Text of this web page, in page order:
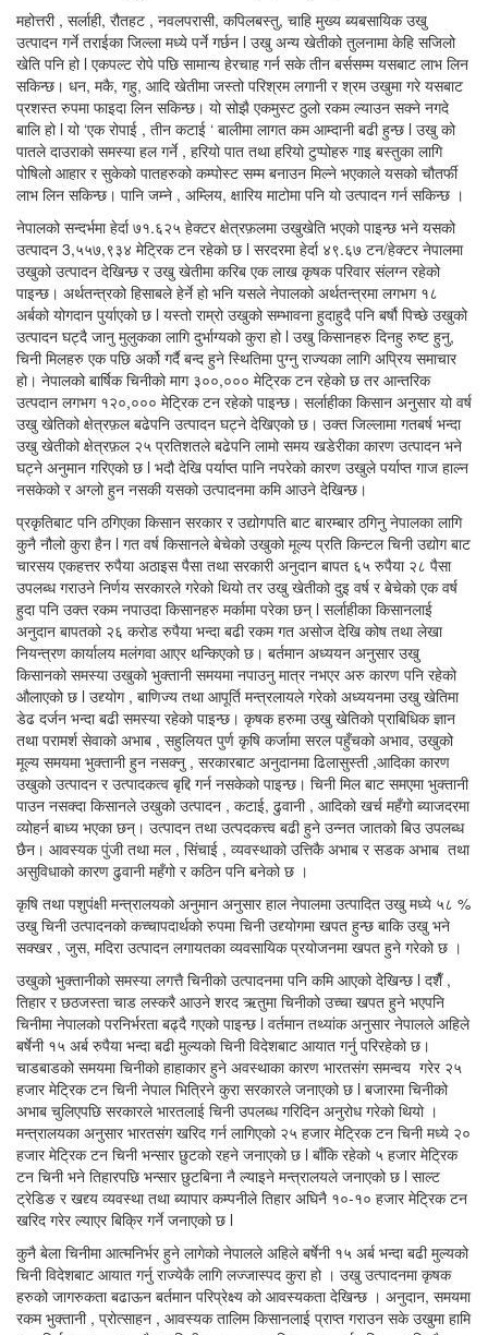
महोत्तरी , सर्लाही, रौतहट , नवलपरासी, कपिलबस्तु, चाहि मुख्य ब्यबसायिक उखु
उत्पादन गर्ने तराईका जिल्ला मध्ये पर्ने गर्छन l उखु अन्य खेतीको तुलनामा केहि सजिलो
खेति पनि हो l एकपल्ट रोपे पछि सामान्य हेरचाह गर्न सके तीन बर्ससम्म यसबाट लाभ लिन
सकिन्छ। धन, मकै, गहु, आदि खेतीमा जस्तो परिश्रम लगानी र श्रम उखुमा गरे यसबाट
प्रशस्त रुपमा फाइदा लिन सकिन्छ। यो सोझै एकमुस्ट ठुलो रकम ल्याउन सक्ने नगदे
बालि हो l यो ‘एक रोपाई , तीन कटाई ‘ बालीमा लागत कम आम्दानी बढी हुन्छ l उखु को
पातले दाउराको समस्या हल गर्ने , हरियो पात तथा हरियो टुप्पोहरु गाइ बस्तुका लागि
पोषिलो आहार र सुकेको पातहरुको कम्पोस्ट सम्म बनाउन मिल्ने भएकाले यसको चौतर्फी
लाभ लिन सकिन्छ। पानि जम्ने , अम्लिय, क्षारिय माटोमा पनि यो उत्पादन गर्न सकिन्छ ।
नेपालको सन्दर्भमा हेर्दा ७१.६२५ हेक्टर क्षेत्रफ़लमा उखुखेति भएको पाइन्छ भने यसको
उत्पादन 3,५५७,९३४ मेट्रिक टन रहेको छ l सरदरमा हेर्दा ४९.६७ टन/हेक्टर नेपालमा
उखुको उत्पादन देखिन्छ र उखु खेतीमा करिब एक लाख कृषक परिवार संलग्न रहेको
पाइन्छ। अर्थतन्त्रको हिसाबले हेर्ने हो भनि यसले नेपालको अर्थतन्त्रमा लगभग १८
अर्बको योगदान पुर्याएको छ l यस्तो राम्रो उखुको सम्भावना हुदाहुदै पनि बर्षौ पिच्छे उखुको
उत्पादन घट्दै जानु मुलुकका लागि दुर्भाग्यको कुरा हो l उखु किसानहरु दिनहु रुष्ट हुनु,
चिनी मिलहरु एक पछि अर्को गर्दै बन्द हुने स्थितिमा पुग्नु राज्यका लागि अप्रिय समाचार
हो। नेपालको बार्षिक चिनीको माग ३००,००० मेट्रिक टन रहेको छ तर आन्तरिक
उत्पदान लगभग १२०,००० मेट्रिक टन रहेको पाइन्छ। सर्लाहीका किसान अनुसार यो वर्ष
उखु खेतिको क्षेत्रफ़ल बढेपनि उत्पादन घट्ने देखिएको छ। उक्त जिल्लामा गतबर्ष भन्दा
उखु खेतीको क्षेत्रफ़ल २५ प्रतिशतले बढेपनि लामो समय खडेरीका कारण उत्पादन भने
घट्ने अनुमान गरिएको छ l भदौ देखि पर्याप्त पानि नपरेको कारण उखुले पर्याप्त गाज हाल्न
नसकेको र अग्लो हुन नसकी यसको उत्पादनमा कमि आउने देखिन्छ।
प्रकृतिबाट पनि ठगिएका किसान सरकार र उद्योगपति बाट बारम्बार ठगिनु नेपालका लागि
कुनै नौलो कुरा हैन l गत वर्ष किसानले बेचेको उखुको मूल्य प्रति किन्टल चिनी उद्योग बाट
चारसय एकहत्तर रुपैया अठाइस पैसा तथा सरकारी अनुदान बापत ६५ रुपैया २८ पैसा
उपलब्ध गराउने निर्णय सरकारले गरेको थियो तर उखु खेतीको दुइ वर्ष र बेचेको एक वर्ष
हुदा पनि उक्त रकम नपाउदा किसानहरु मर्कामा परेका छन् l सर्लाहीका किसानलाई
अनुदान बापतको २६ करोड रुपैया भन्दा बढी रकम गत असोज देखि कोष तथा लेखा
नियन्त्रण कार्यालय मलंगवा आएर थन्किएको छ। बर्तमान अध्ययन अनुसार उखु
किसानको समस्या उखुको भुक्तानी समयमा नपाउनु मात्र नभएर अरु कारण पनि रहेको
औलाएको छ l उद्द्योग , बाणिज्य तथा आपूर्ति मन्त्रलायले गरेको अध्ययनमा उखु खेतिमा
डेढ दर्जन भन्दा बढी समस्या रहेको पाइन्छ। कृषक हरुमा उखु खेतिको प्राबिधिक ज्ञान
तथा परामर्श सेवाको अभाब , सहुलियत पुर्ण कृषि कर्जामा सरल पहुँचको अभाव, उखुको
मूल्य समयमा भुक्तानी हुन नसक्नु , सरकारबाट अनुदानमा ढिलासुस्ती ,आदिका कारण
उखुको उत्पादन र उत्पादकत्व बृद्दि गर्न नसकेको पाइन्छ। चिनी मिल बाट समएमा भुक्तानी
पाउन नसक्दा किसानले उखुको उत्पादन , कटाई, ढुवानी , आदिको खर्च महँगो ब्याजदरमा
व्योहर्न बाध्य भएका छन्। उत्पादन तथा उत्पदकत्त्व बढी हुने उन्नत जातको बिउ उपलब्ध
छैन। आवस्यक पुंजी तथा मल , सिंचाई , व्यवस्थाको उत्तिकै अभाब र सडक अभाब तथा
असुविधाको कारण ढुवानी महँगो र कठिन पनि बनेको छ ।
कृषि तथा पशुपंक्षी मन्त्रालयको अनुमान अनुसार हाल नेपालमा उत्पादित उखु मध्ये ५८ %
उखु चिनी उत्पादनको कच्चापदार्थको रुपमा चिनी उद्द्योगमा खपत हुन्छ बाकि उखु भने
सक्खर , जुस, मदिरा उत्पादन लगायतका व्यवसायिक प्रयोजनमा खपत हुने गरेको छ ।
उखुको भुक्तानीको समस्या लगत्तै चिनीको उत्पादनमा पनि कमि आएको देखिन्छ l दशैँ ,
तिहार र छठजस्ता चाड लस्करै आउने शरद ऋतुमा चिनीको उच्चा खपत हुने भएपनि
चिनीमा नेपालको परनिर्भरता बढ्दै गएको पाइन्छ l वर्तमान तथ्यांक अनुसार नेपालले अहिले
बर्षेनी १५ अर्ब रुपैया भन्दा बढी मुल्यको चिनी विदेशबाट आयात गर्नु परिरहेको छ।
चाडबाडको समयमा चिनीको हाहाकार हुने अवस्थाका कारण भारतसंग समन्वय गरेर २५
हजार मेट्रिक टन चिनी नेपाल भित्रिने कुरा सरकारले जनाएको छ l बजारमा चिनीको
अभाब चुलिएपछि सरकारले भारतलाई चिनी उपलब्ध गरिदिन अनुरोध गरेको थियो ।
मन्त्रालयका अनुसार भारतसंग खरिद गर्न लागिएको २५ हजार मेट्रिक टन चिनी मध्ये २०
हजार मेट्रिक टन चिनी भन्सार छुटको रहने जनाएको छ l बाँकि रहेको ५ हजार मेट्रिक
टन चिनी भने तिहारपछि भन्सार छुटबिना नै ल्याइने मन्त्रालयले जनाएको छ l साल्ट
ट्रेडिङ र खद्द्य व्यवस्था तथा ब्यापार कम्पनीले तिहार अघिनै १०-१० हजार मेट्रिक टन
खरिद गरेर ल्याएर बिक्रि गर्ने जनाएको छ l
कुनै बेला चिनीमा आत्मनिर्भर हुने लागेको नेपालले अहिले बर्षेनी १५ अर्ब भन्दा बढी मुल्यको
चिनी विदेशबाट आयात गर्नु राज्येकै लागि लज्जास्पद कुरा हो । उखु उत्पादनमा कृषक
हरुको जागरुकता बढाऊन बर्तमान परिप्रेक्ष्य को आवस्यकता देखिन्छ । अनुदान, समयमा
रकम भुक्तानी , प्रोत्साहन , आवस्यक तालिम किसानलाई प्राप्त गराउन सके उखुमा हामि